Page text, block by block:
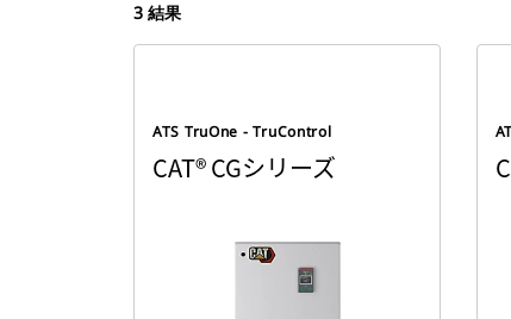
3 結果
ATS TruOne - TruControl
CAT® CGシリーズ